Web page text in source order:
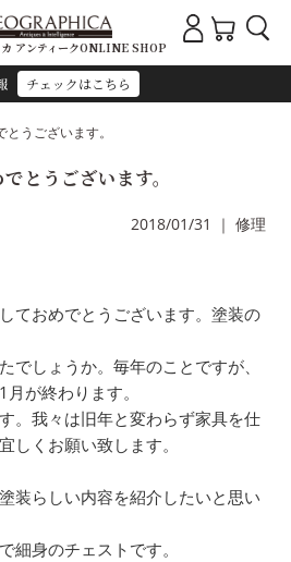
チェックはこちら
カ アンティークONLINE SHOP
うございます。
とうございます。
2018/01/31 ｜ 修理
ておめでとうございます。塗装の
でしょうか。毎年のことですが、
が終わります。
。我々は旧年と変わらず家具を仕
しくお願い致します。
装らしい内容を紹介したいと思い
細身のチェストです。